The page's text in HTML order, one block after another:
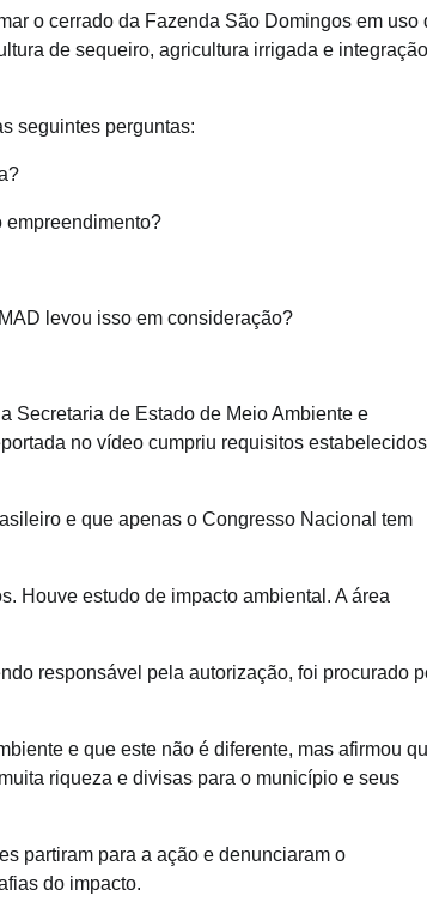
o cerrado da Fazenda São Domingos em uso
de sequeiro, agricultura irrigada e integração
seguintes perguntas:
empreendimento?
levou isso em consideração?
Secretaria de Estado de Meio Ambiente e
no vídeo cumpriu requisitos estabelecidos
e que apenas o Congresso Nacional tem
Houve estudo de impacto ambiental. A área
responsável pela autorização, foi procurado
e que este não é diferente, mas afirmou
riqueza e divisas para o município e seus
partiram para a ação e denunciaram o
do impacto.